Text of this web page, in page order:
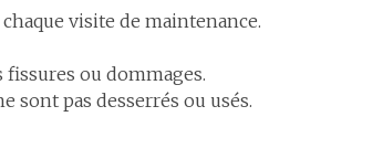
visite de maintenance.
ou dommages.
sont pas desserrés ou usés.